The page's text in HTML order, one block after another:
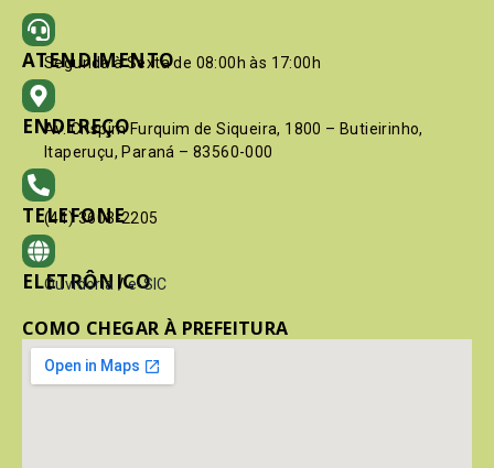
ATENDIMENTO
Segunda à Sexta de 08:00h às 17:00h
ENDEREÇO
Av. Crispim Furquim de Siqueira, 1800 – Butieirinho,
Itaperuçu, Paraná – 83560-000
TELEFONE
(41) 3603-2205
ELETRÔNICO
Ouvidoria / e-SIC
COMO CHEGAR À PREFEITURA